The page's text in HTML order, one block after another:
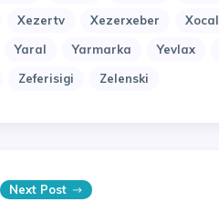
Xezertv Xezerxeber Xocal
Yaral Yarmarka Yevlax
Zeferisigi Zelenski
Next Post